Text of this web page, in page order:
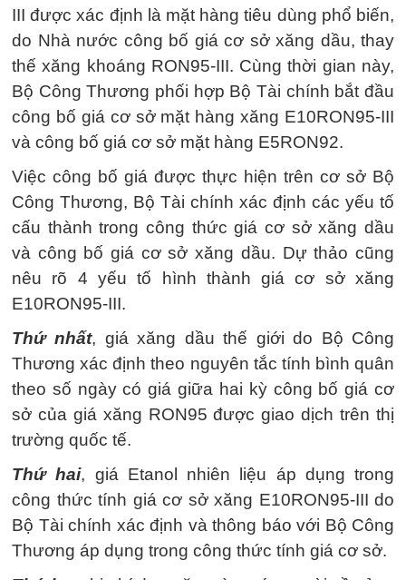
III được xác định là mặt hàng tiêu dùng phổ biến,
do Nhà nước công bố giá cơ sở xăng dầu, thay
thế xăng khoáng RON95-III. Cùng thời gian này,
Bộ Công Thương phối hợp Bộ Tài chính bắt đầu
công bố giá cơ sở mặt hàng xăng E10RON95-III
và công bố giá cơ sở mặt hàng E5RON92.
Việc công bố giá được thực hiện trên cơ sở Bộ
Công Thương, Bộ Tài chính xác định các yếu tố
cấu thành trong công thức giá cơ sở xăng dầu
và công bố giá cơ sở xăng dầu. Dự thảo cũng
nêu rõ 4 yếu tố hình thành giá cơ sở xăng
E10RON95-III.
Thứ nhất, giá xăng dầu thế giới do Bộ Công
Thương xác định theo nguyên tắc tính bình quân
theo số ngày có giá giữa hai kỳ công bố giá cơ
sở của giá xăng RON95 được giao dịch trên thị
trường quốc tế.
Thứ hai, giá Etanol nhiên liệu áp dụng trong
công thức tính giá cơ sở xăng E10RON95-III do
Bộ Tài chính xác định và thông báo với Bộ Công
Thương áp dụng trong công thức tính giá cơ sở.